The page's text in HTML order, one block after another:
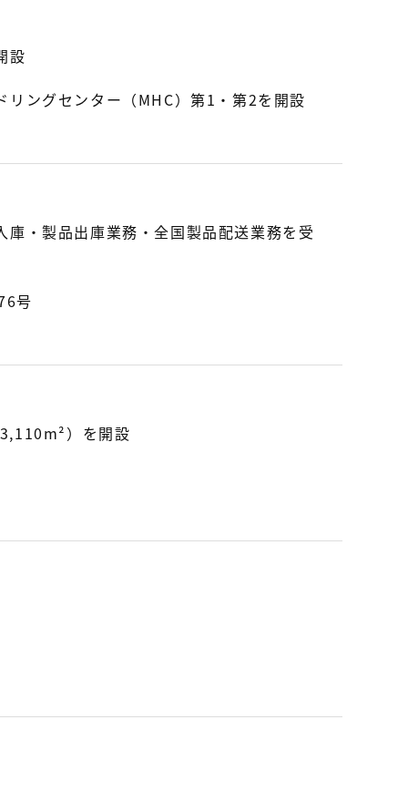
設
ングセンター（MHC）第1・第2を開設
・製品出庫業務・全国製品配送業務を受
号
）を開設